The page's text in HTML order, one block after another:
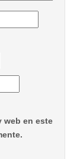
web en este